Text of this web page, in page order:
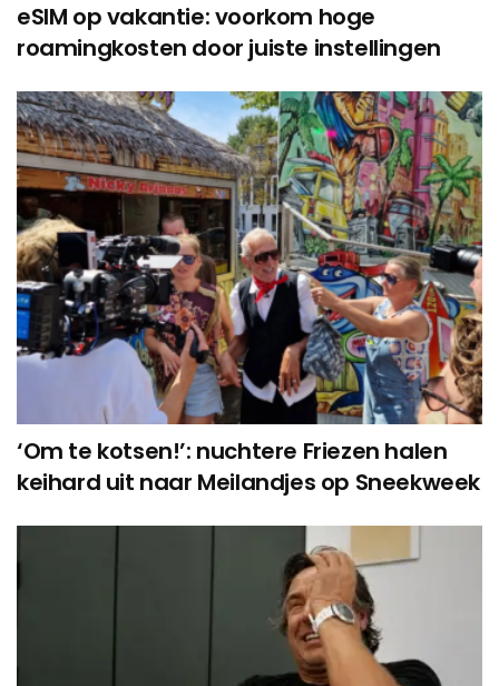
eSIM op vakantie: voorkom hoge
roamingkosten door juiste instellingen
‘Om te kotsen!’: nuchtere Friezen halen
keihard uit naar Meilandjes op Sneekweek